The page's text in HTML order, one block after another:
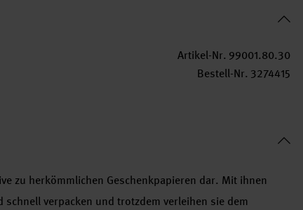
Artikel-Nr. 99001.80.30
Bestell-Nr. 3274415
zu herkömmlichen Geschenkpapieren dar. Mit ihnen
verpacken und trotzdem verleihen sie dem